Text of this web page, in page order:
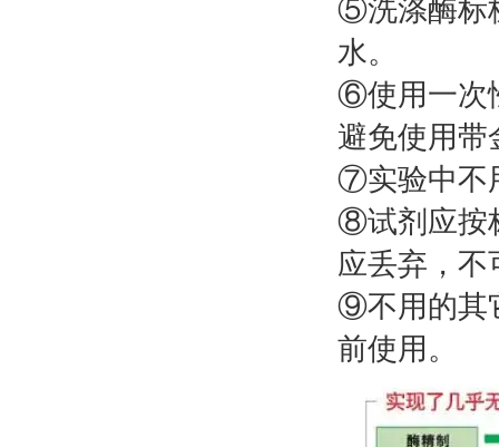
⑤洗涤酶标
水。
⑥使用一次
避免使用带
⑦实验中不
⑧试剂应按
应丢弃，不
⑨不用的其
前使用。